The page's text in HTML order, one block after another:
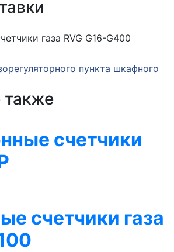
пункта шкафного
также
счетчики
счетчики газа